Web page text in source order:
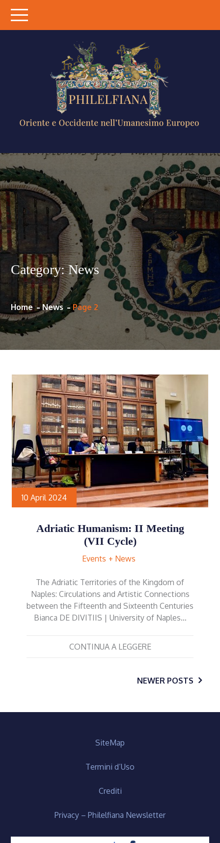
content
OCCIDENTE
NELL'UMANESIMO
EUROPEO
Category:News
Home News Page 2
10 April 2024
Adriatic Humanism: II Meeting
(VII Cycle)
Events News
The Adriatic Territories of the Kingdom of
Naples: Circulations and Artistic Connections
between the Fifteenth and Sixteenth Centuries
Bianca DE DIVITIIS | University of Naples…
CONTINUA A LEGGERE
navigation
NEWER POSTS
SiteMap
Termini d’Uso
Crediti
Privacy – Philelfiana Newsletter